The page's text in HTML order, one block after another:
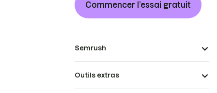
Commencer l’essai gratuit
Semrush
Outils extras